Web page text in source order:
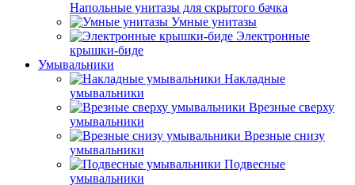
Напольные унитазы для скрытого бачка
Умные унитазы
Электронные
крышки-биде
Умывальники
Накладные
умывальники
Врезные сверху
умывальники
Врезные снизу
умывальники
Подвесные
умывальники